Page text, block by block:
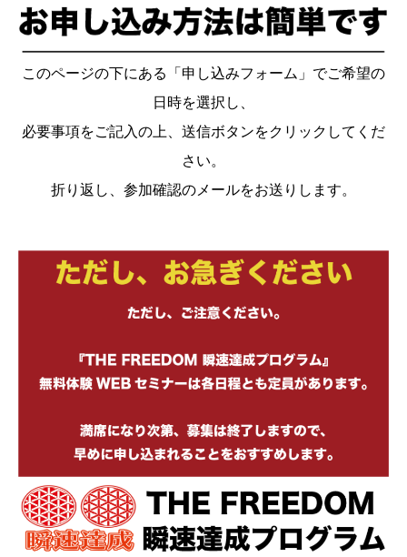
このページの下にある「申し込みフォーム」でご希望の
日時を選択し、
必要事項をご記入の上、送信ボタンをクリックしてくだ
さい。
折り返し、参加確認のメールをお送りします。